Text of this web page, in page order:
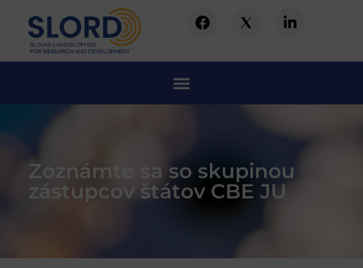
Zoznámte sa so skupinou
zástupcov štátov CBE JU